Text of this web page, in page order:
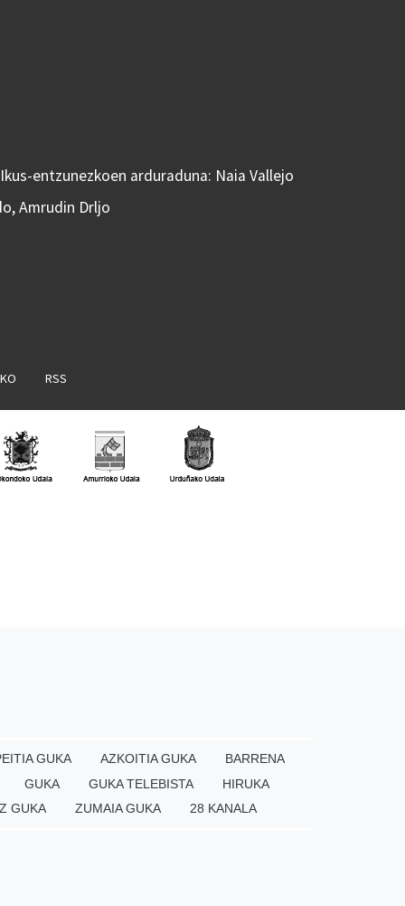
entzunezkoen arduraduna: Naia Vallejo
Amrudin Drljo
RSS
GUKA AZKOITIA GUKA
BARRENA
GUKA
GUKA TELEBISTA
HIRUKA
GUKA
ZUMAIA GUKA 28 KANALA